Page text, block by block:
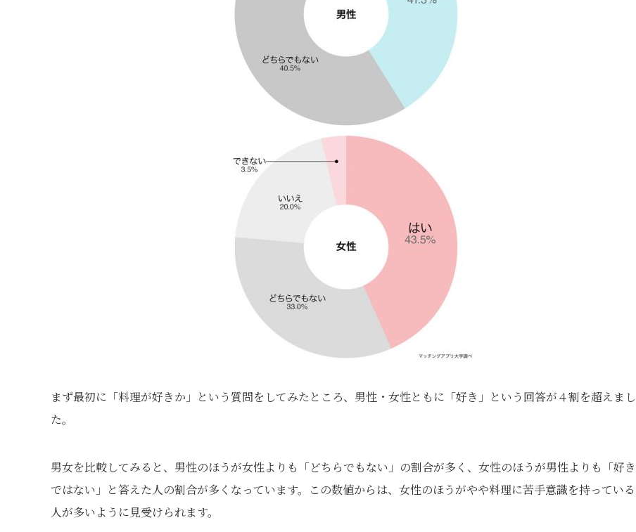
まず最初に「料理が好きか」という質問をしてみたところ、男性・女性ともに「好き」という回答が４割を超えまし
た。
男女を比較してみると、男性のほうが女性よりも「どちらでもない」の割合が多く、女性のほうが男性よりも「好き
ではない」と答えた人の割合が多くなっています。この数値からは、女性のほうがやや料理に苦手意識を持っている
人が多いように見受けられます。